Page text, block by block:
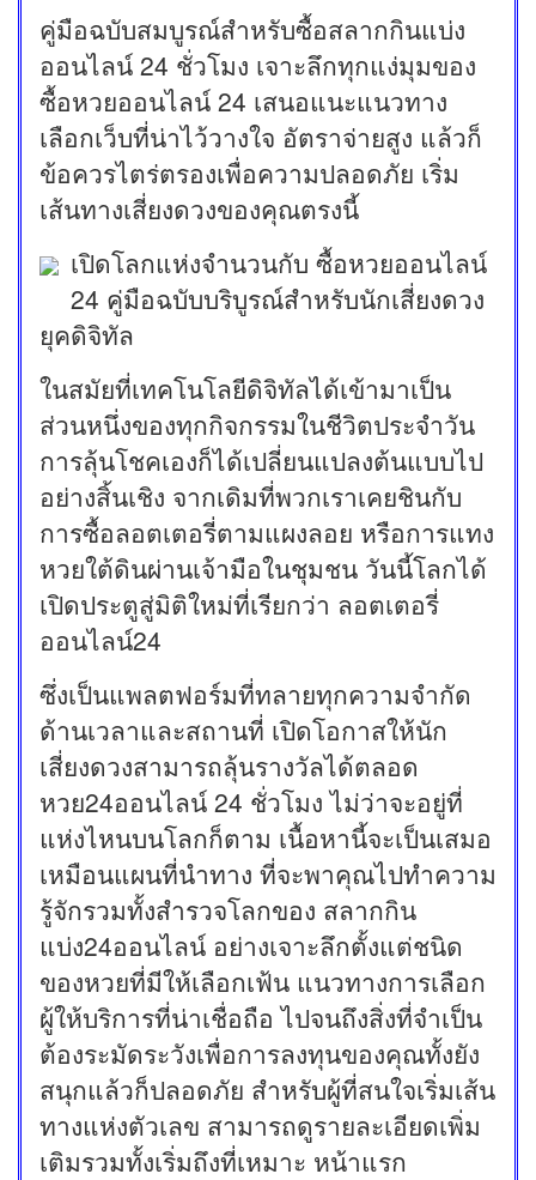
คู่มือฉบับสมบูรณ์สำหรับซื้อสลากกินแบ่ง
ออนไลน์ 24 ชั่วโมง เจาะลึกทุกแง่มุมของ
ซื้อหวยออนไลน์ 24 เสนอแนะแนวทาง
เลือกเว็บที่น่าไว้วางใจ อัตราจ่ายสูง แล้วก็
ข้อควรไตร่ตรองเพื่อความปลอดภัย เริ่ม
เส้นทางเสี่ยงดวงของคุณตรงนี้
เปิดโลกแห่งจำนวนกับ ซื้อหวยออนไลน์
24 คู่มือฉบับบริบูรณ์สำหรับนักเสี่ยงดวง
ยุคดิจิทัล
ในสมัยที่เทคโนโลยีดิจิทัลได้เข้ามาเป็น
ส่วนหนึ่งของทุกกิจกรรมในชีวิตประจำวัน
การลุ้นโชคเองก็ได้เปลี่ยนแปลงต้นแบบไป
อย่างสิ้นเชิง จากเดิมที่พวกเราเคยชินกับ
การซื้อลอตเตอรี่ตามแผงลอย หรือการแทง
หวยใต้ดินผ่านเจ้ามือในชุมชน วันนี้โลกได้
เปิดประตูสู่มิติใหม่ที่เรียกว่า ลอตเตอรี่
ออนไลน์24
ซึ่งเป็นแพลตฟอร์มที่ทลายทุกความจำกัด
ด้านเวลาและสถานที่ เปิดโอกาสให้นัก
เสี่ยงดวงสามารถลุ้นรางวัลได้ตลอด
หวย24ออนไลน์ 24 ชั่วโมง ไม่ว่าจะอยู่ที่
แห่งไหนบนโลกก็ตาม เนื้อหานี้จะเป็นเสมอ
เหมือนแผนที่นำทาง ที่จะพาคุณไปทำความ
รู้จักรวมทั้งสำรวจโลกของ สลากกิน
แบ่ง24ออนไลน์ อย่างเจาะลึกตั้งแต่ชนิด
ของหวยที่มีให้เลือกเฟ้น แนวทางการเลือก
ผู้ให้บริการที่น่าเชื่อถือ ไปจนถึงสิ่งที่จำเป็น
ต้องระมัดระวังเพื่อการลงทุนของคุณทั้งยัง
สนุกแล้วก็ปลอดภัย สำหรับผู้ที่สนใจเริ่มเส้น
ทางแห่งตัวเลข สามารถดูรายละเอียดเพิ่ม
เติมรวมทั้งเริ่มถึงที่เหมาะ หน้าแรก